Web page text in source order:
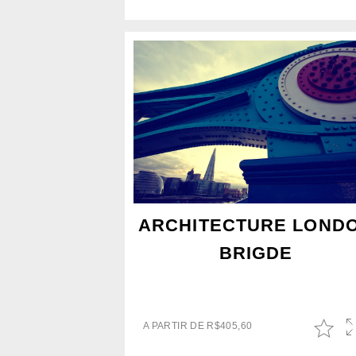
ARCHITECTURE
BRIGDE
A PARTIR DE R$405,60